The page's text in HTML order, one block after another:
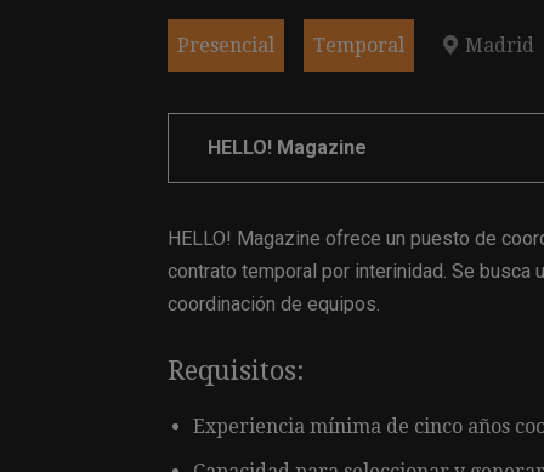
Presencial Temporal Madrid
HELLO! Magazine
HELLO! Magazine ofrece un puesto de
contrato temporal por interinidad. Se
coordinación de equipos.
Requisitos:
Experiencia mínima de cinco años